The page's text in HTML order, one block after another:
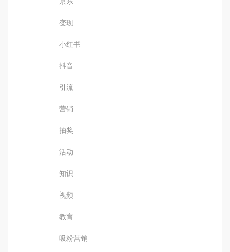
变现
小红书
抖音
引流
营销
抽奖
活动
知识
视频
教育
吸粉营销